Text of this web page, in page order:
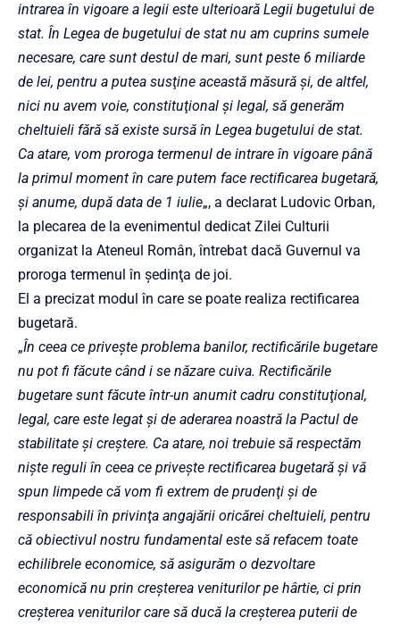
intrarea în vigoare a legii este ulterioară Legii bugetului de
stat. În Legea de bugetului de stat nu am cuprins sumele
necesare, care sunt destul de mari, sunt peste 6 miliarde
de lei, pentru a putea susţine această măsură şi, de altfel,
nici nu avem voie, constituţional şi legal, să generăm
cheltuieli fără să existe sursă în Legea bugetului de stat.
Ca atare, vom proroga termenul de intrare în vigoare până
la primul moment în care putem face rectificarea bugetară,
şi anume, după data de 1 iulie„, a declarat Ludovic Orban,
la plecarea de la evenimentul dedicat Zilei Culturii
organizat la Ateneul Român, întrebat dacă Guvernul va
proroga termenul în şedinţa de joi.
El a precizat modul în care se poate realiza rectificarea
bugetară.
„În ceea ce priveşte problema banilor, rectificările bugetare
nu pot fi făcute când i se năzare cuiva. Rectificările
bugetare sunt făcute într-un anumit cadru constituţional,
legal, care este legat şi de aderarea noastră la Pactul de
stabilitate şi creştere. Ca atare, noi trebuie să respectăm
nişte reguli în ceea ce priveşte rectificarea bugetară şi vă
spun limpede că vom fi extrem de prudenţi şi de
responsabili în privinţa angajării oricărei cheltuieli, pentru
că obiectivul nostru fundamental este să refacem toate
echilibrele economice, să asigurăm o dezvoltare
economică nu prin creşterea veniturilor pe hârtie, ci prin
creşterea veniturilor care să ducă la creşterea puterii de